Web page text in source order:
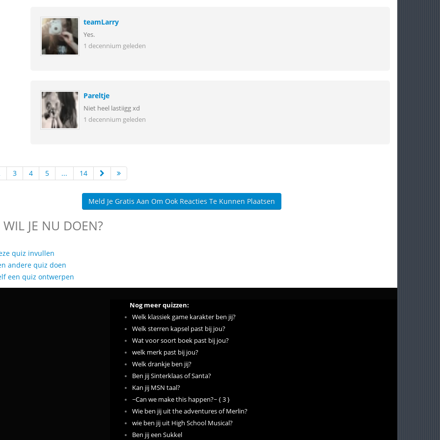
teamLarry
Yes.
1 decennium geleden
Pareltje
Niet heel lastiigg xd
1 decennium geleden
3 4 5 ... 14
Meld Je Gratis Aan Om Ook Reacties Te Kunnen Plaatsen
JE NU DOEN?
quiz invullen
andere quiz doen
een quiz ontwerpen
Nog meer quizzen:
Welk klassiek game karakter ben jij?
Welk sterren kapsel past bij jou?
Wat voor soort boek past bij jou?
welk merk past bij jou?
Welk drankje ben jij?
Ben jij Sinterklaas of Santa?
Kan jij MSN taal?
~Can we make this happen?~ { 3 }
Wie ben jij uit the adventures of Merlin?
wie ben jij uit High School Musical?
Ben jij een Sukkel